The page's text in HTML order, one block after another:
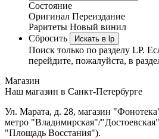
Состояние
Оригинал Переиздание
Раритеты Новый винил
Сбросить
Искать в lp
Поиск только по разделу LP.
перейдите, пожалуйста, в
Магазин
Наш магазин в Санкт-Петербурге
Ул. Марата, д. 28, магазин
метро "Владимирская"/
"Площадь Восстания").